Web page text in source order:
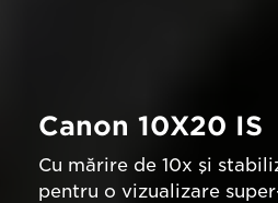
Canon 10X20 IS
Cu mărire de 10x şi
pentru o vizualizare